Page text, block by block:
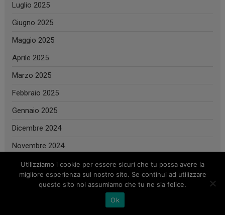
Luglio 2025
Giugno 2025
Maggio 2025
Aprile 2025
Marzo 2025
Febbraio 2025
Gennaio 2025
Dicembre 2024
Novembre 2024
Ottobre 2024
Settembre 2024
Utilizziamo i cookie per essere sicuri che tu possa avere la
migliore esperienza sul nostro sito. Se continui ad utilizzare
questo sito noi assumiamo che tu ne sia felice.
Ok